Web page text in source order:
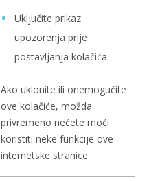
Uključite prikaz
upozorenja prije
postavljanja kolačića.
Ako uklonite ili onemogućite
ove kolačiće, možda
privremeno nećete moći
koristiti neke funkcije ove
internetske stranice